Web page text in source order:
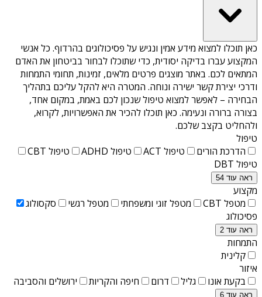
כאן תוכלו למצוא מידע אמין ונגיש על פסיכולוגים בהרדוף. כל אנשי
המקצוע עברו בדיקה יסודית, כדי שתוכלו לבחור בביטחון את האדם
המתאים לכם. באתר מוצגים פרטים מלאים, זמינות, תחומי התמחות
ודרכי יצירת קשר ישירה ונוחה. המטרה היא להקל עליכם בתהליך
הבחירה – לאפשר למצוא טיפול שנכון לכם באמת, במקום אחד,
בצורה ברורה ונעימה. כאן תוכלו להכיר את האפשרויות, לקרוא,
ולהחליט בקצב שלכם.
טיפול
הדרכת הורים
טיפול ACT טיפול ADHD
טיפול CBT
טיפול DBT
ראה עוד 54
מקצוע
מטפל CBT
מטפל זוגי ומשפחתי מטפל רגשי
סקסולוג
פסיכולוג
ראה עוד 2
התמחות
קלינית
איזור
בקעת אונו
גליל דרום חיפה והקריות ירושלים והסביבה
ראה עוד 6